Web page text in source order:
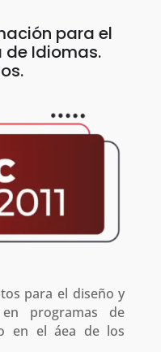
para el
de Idiomas.
para el diseño y
programas de
en el áea de los